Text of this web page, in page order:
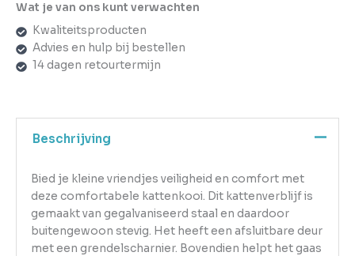
Wat je van ons kunt verwachten
Kwaliteitsproducten
Advies en hulp bij bestellen
14 dagen retourtermijn
Beschrijving
Bied je kleine vriendjes veiligheid en comfort met
deze comfortabele kattenkooi. Dit kattenverblijf is
gemaakt van gegalvaniseerd staal en daardoor
buitengewoon stevig. Het heeft een afsluitbare deur
met een grendelscharnier. Bovendien helpt het gaas